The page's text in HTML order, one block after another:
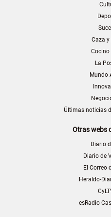
Caza y
Cocino
La
Mundo
Últimas noticias
Otras webs
Diario
Diario de
El Correo
Heraldo-
esRadio